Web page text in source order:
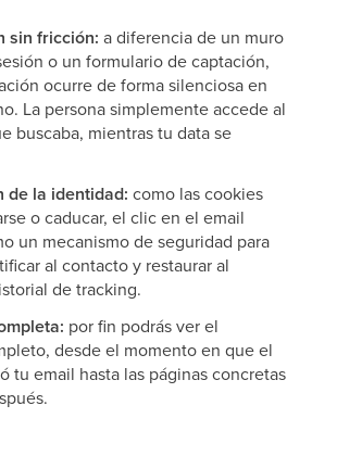
sin fricción: a diferencia de un muro
o un formulario de captación,
ocurre de forma silenciosa en
La persona simplemente accede al
buscaba, mientras tu data se
de la identidad: como las cookies
o caducar, el clic en el email
un mecanismo de seguridad para
al contacto y restaurar al
de tracking.
por fin podrás ver el
desde el momento en que el
tu email hasta las páginas concretas